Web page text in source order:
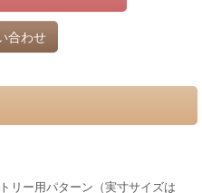
合わせ
リー用パターン（実寸サイズは